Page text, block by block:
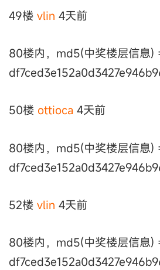
49楼 vlin 4天前
80楼内，md5(中奖楼层信息)
50楼 ottioca 4天前
80楼内，md5(中奖楼层信息)
52楼 vlin 4天前
80楼内，md5(中奖楼层信息)